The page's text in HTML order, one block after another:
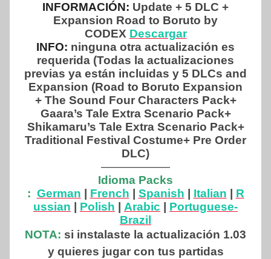
INFORMACIÓN: Update + 5 DLC +
Expansion Road to Boruto by
CODEX Descargar
INFO: ninguna otra actualización es
requerida (Todas la actualizaciones
previas ya están incluidas y 5 DLCs and
Expansion (Road to Boruto Expansion
+ The Sound Four Characters Pack+
Gaara’s Tale Extra Scenario Pack+
Shikamaru’s Tale Extra Scenario Pack+
Traditional Festival Costume+ Pre Order
DLC)
——————
Idioma Packs
: German French Spanish Italian
R
ussian
Polish Arabic
Portuguese-
Brazil
NOTA: si instalaste la actualización 1.03
y quieres jugar con tus partidas